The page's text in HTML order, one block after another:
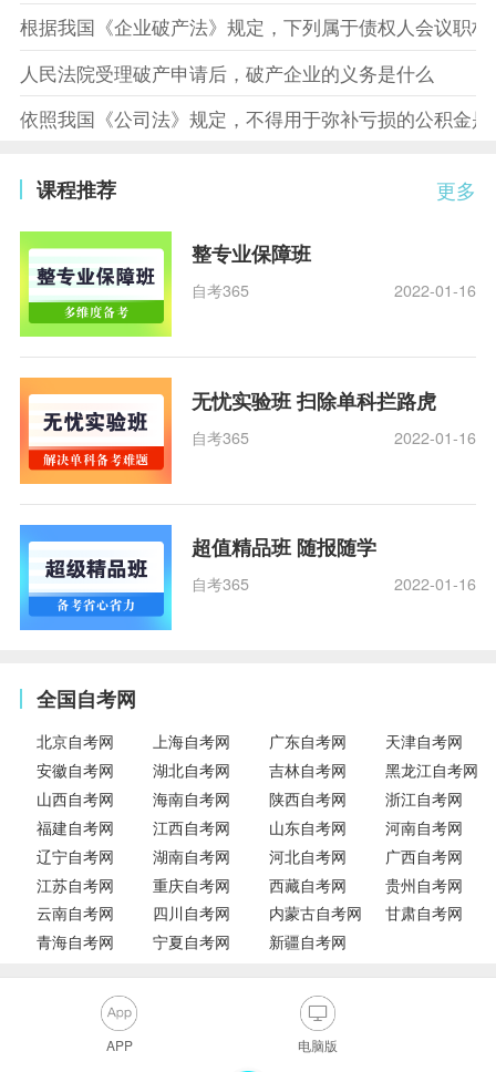
根据我国《企业破产法》规定，下列属于债权人会议职
人民法院受理破产申请后，破产企业的义务是什么
依照我国《公司法》规定，不得用于弥补亏损的公积金是
更多
课程推荐
整专业保障班
自考365 2022-01-16
无忧实验班 扫除单科拦路虎
自考365 2022-01-16
超值精品班 随报随学
自考365 2022-01-16
全国自考网
北京自考网 上海自考网 广东自考网
天津自考网
安徽自考网
湖北自考网 吉林自考网
黑龙江自考网
山西自考网
海南自考网 陕西自考网
浙江自考网
福建自考网
江西自考网 山东自考网
河南自考网
辽宁自考网
湖南自考网 河北自考网
广西自考网
江苏自考网
重庆自考网 西藏自考网
贵州自考网
云南自考网
四川自考网 内蒙古自考网
甘肃自考网
青海自考网
宁夏自考网 新疆自考网
APP 电脑版